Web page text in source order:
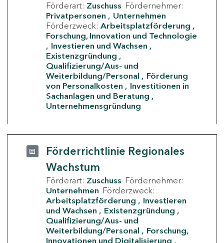
Förderart: Zuschuss Fördernehmer:
Privatpersonen
Unternehmen
Förderzweck: Arbeitsplatzförderung
Forschung, Innovation und Technologie
Investieren und Wachsen
Existenzgründung
Qualifizierung/Aus- und
Weiterbildung/Personal
Förderung
von Personalkosten
Investitionen in
Sachanlagen und Beratung
Unternehmensgründung
Förderrichtlinie Regionales
Wachstum
Förderart: Zuschuss Fördernehmer:
Unternehmen Förderzweck:
Arbeitsplatzförderung
Investieren
und Wachsen
Existenzgründung
Qualifizierung/Aus- und
Weiterbildung/Personal
Forschung,
Innovationen und Digitalisierung